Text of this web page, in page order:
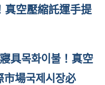
真空壓縮託運手提
具목화이불！真空
場국제시장必